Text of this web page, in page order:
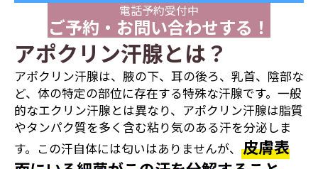
電話予約受付中
ご予約・お問い合わせする！
アポクリン汗腺とは？
アポクリン汗腺は、腋の下、耳の後ろ、乳首、陰部な
ど、体の特定の部位に存在する特殊な汗腺です。一般
的なエクリン汗腺とは異なり、アポクリン汗腺は脂質
やタンパク質を多く含む粘り気のある汗を分泌しま
す。この汗自体には匂いはありませんが、 皮膚表